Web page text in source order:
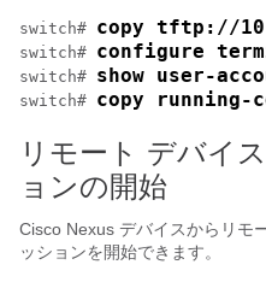
switch# copy tftp://
switch# configure
switch# show user-
switch# copy
リモート デバイ
ョンの開始
Cisco Nexus デバイスからリモ
ッションを開始できます。